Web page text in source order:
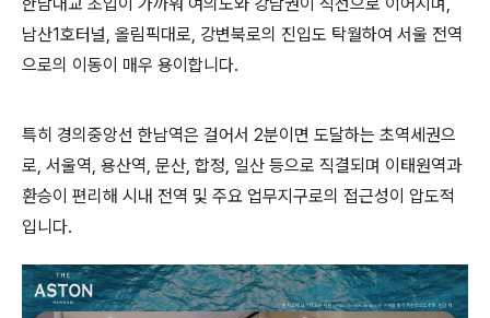
남산1호터널, 올림픽대로, 강변북로의 진입도 탁월하여 서울 전역
으로의 이동이 매우 용이합니다.
특히 경의중앙선 한남역은 걸어서 2분이면 도달하는 초역세권으
로, 서울역, 용산역, 문산, 합정, 일산 등으로 직결되며 이태원역과
환승이 편리해 시내 전역 및 주요 업무지구로의 접근성이 압도적
입니다.